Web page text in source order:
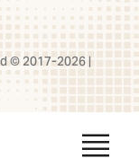
© 2017-2026 |